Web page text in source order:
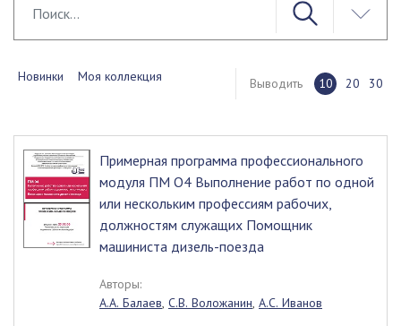
Новинки Моя коллекция Выводить 10 20 30
Примерная программа профессионального
модуля ПМ О4 Выполнение работ по одной
или нескольким профессиям рабочих,
должностям служащих Помощник
машиниста дизель-поезда
Авторы:
А.А. Балаев, С.В. Воложанин, А.С. Иванов